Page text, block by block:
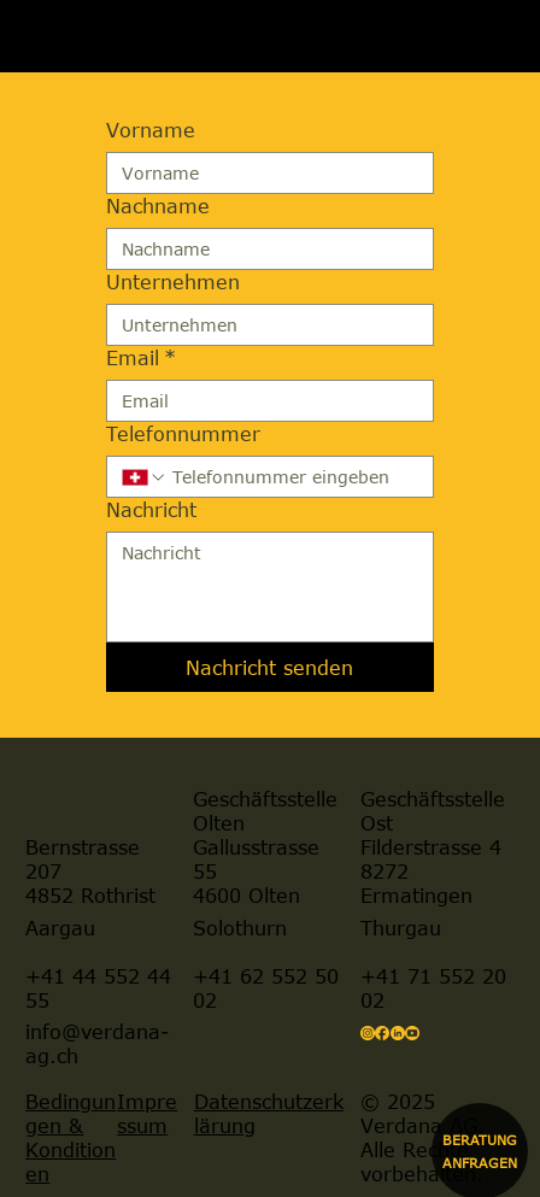
Vorname
Nachname
Unternehmen
Email *
Telefonnummer
Nachricht
Nachricht senden
© 2025
Verdana AG.
Alle Rechte
vorbehalten.
Bernstrasse
207
4852 Rothrist
Geschäftsstelle
Olten
Gallusstrasse
55
4600 Olten
Geschäftsstelle
Ost
Filderstrasse 4
8272
Ermatingen
Aargau
+41 44 552 44
55
Solothurn
+41 62 552 50
02
Thurgau
+41 71 552 20
02
info@verdana-
ag.ch
Bedingun
gen &
Kondition
en
Datenschutzerk
lärung
Impre
ssum
BERATUNG
ANFRAGEN